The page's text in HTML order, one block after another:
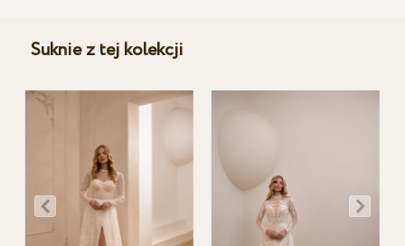
Suknie z tej kolekcji